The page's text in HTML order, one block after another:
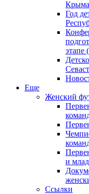
Крыма
Год
этапе
Еще
Женский
и
Ссылки